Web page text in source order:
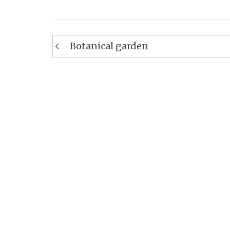
Navigation
de
Botanical garden